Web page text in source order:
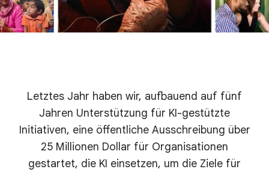
Letztes Jahr haben wir, aufbauend auf fünf
Jahren Unterstützung für KI-gestützte
Initiativen, eine öffentliche Ausschreibung über
25 Millionen Dollar für Organisationen
gestartet, die KI einsetzen, um die Ziele für